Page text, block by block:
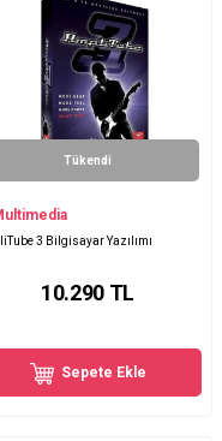
Tükendi
3 Bilgisayar Yazılımı
10.290TL
Sepete Ekle